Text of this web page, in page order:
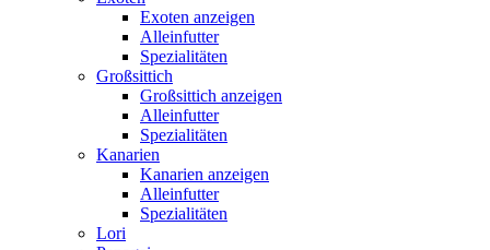
Exoten anzeigen
Alleinfutter
Spezialitäten
Großsittich
Großsittich anzeigen
Alleinfutter
Spezialitäten
Kanarien
Kanarien anzeigen
Alleinfutter
Spezialitäten
Lori